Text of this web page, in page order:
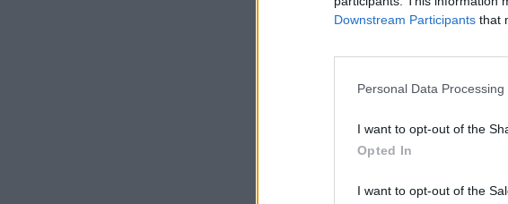
Downstream Participants that
Personal Data
I want to opt-out of the
Opted In
I want to opt-out of the